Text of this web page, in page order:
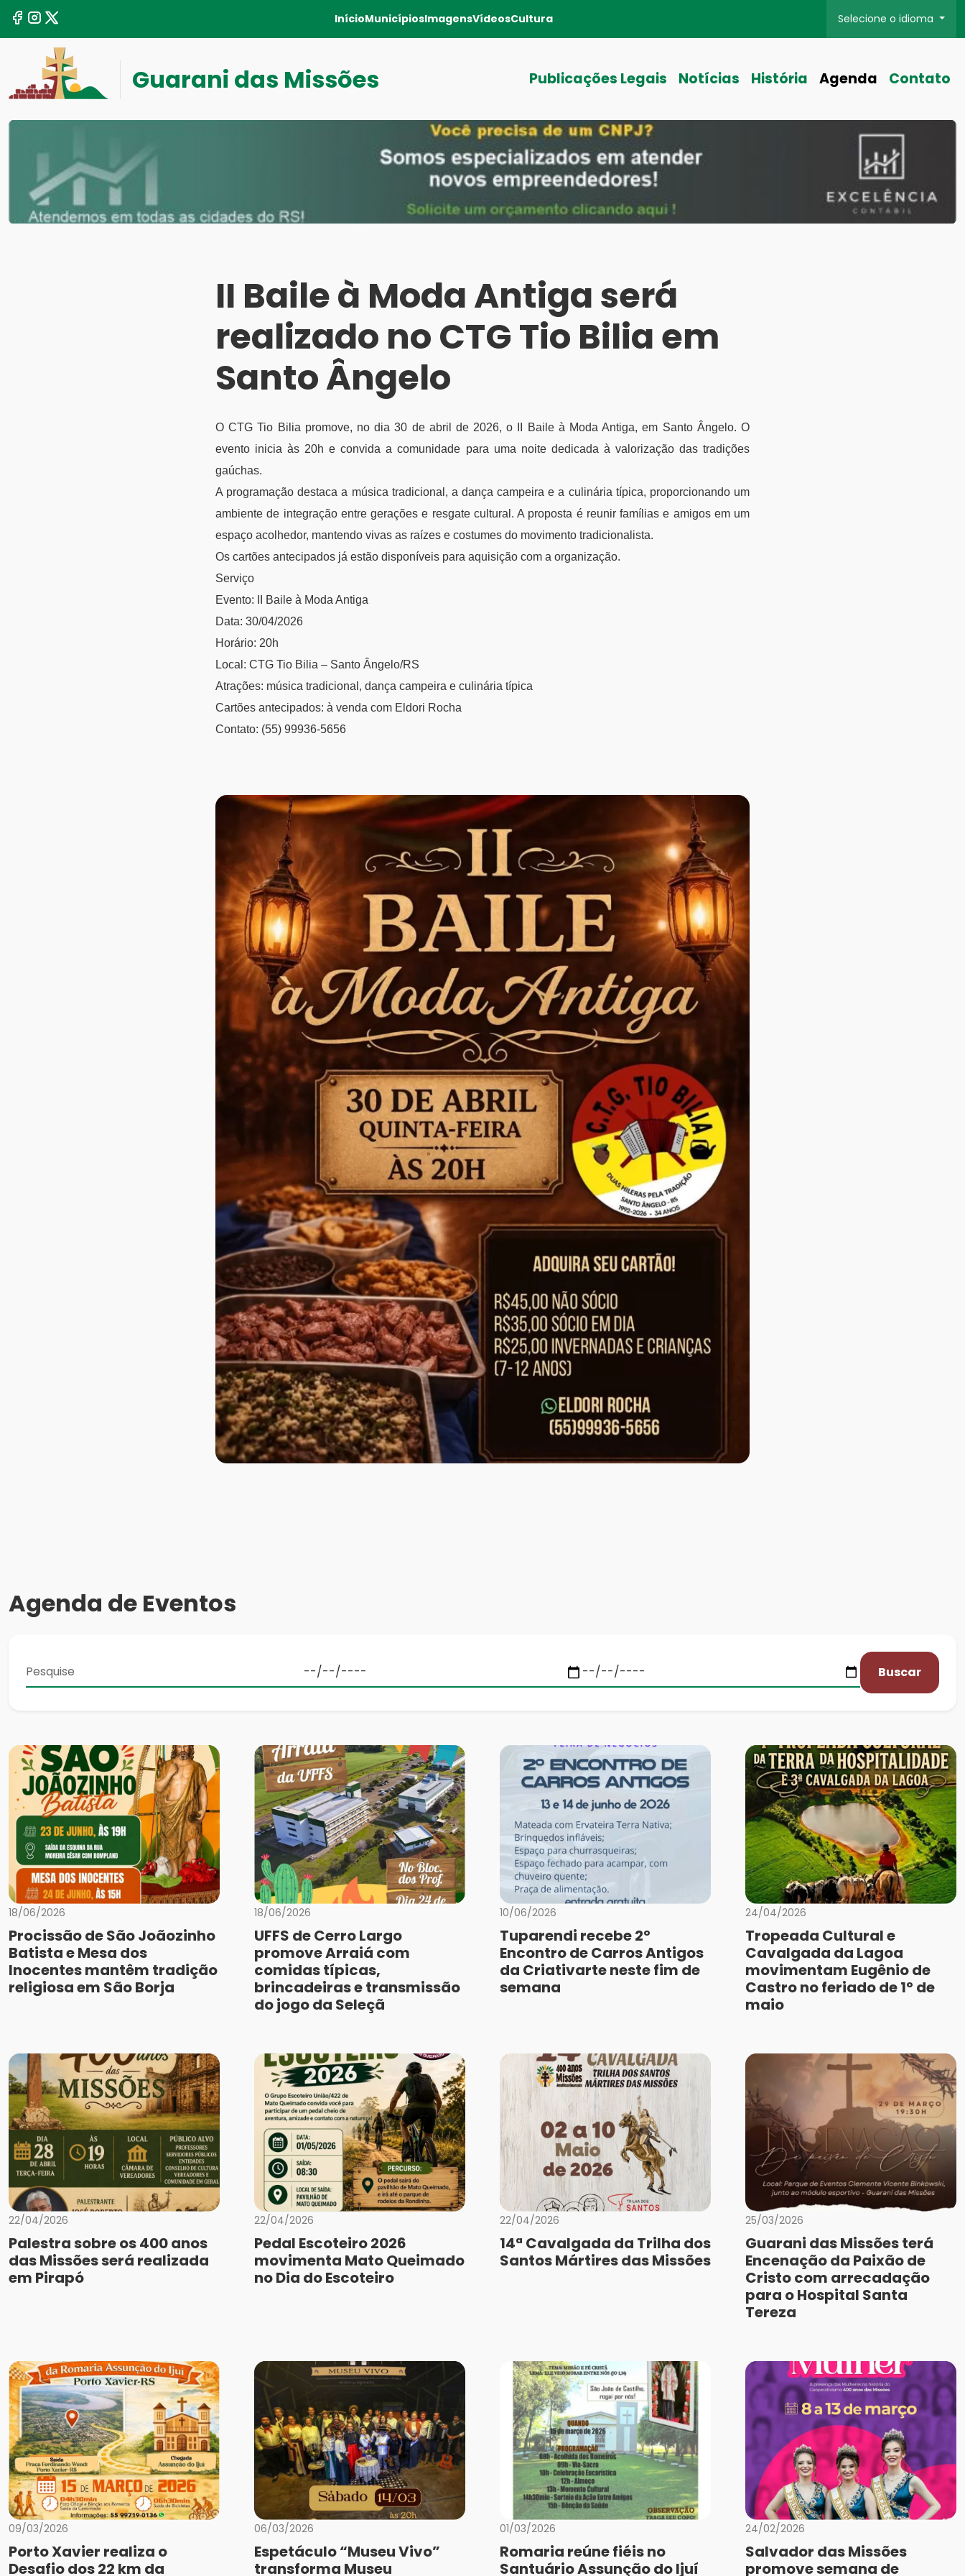
InícioMunicípiosImagensVídeosCultura Selecione o idioma
Guarani das Missões Publicações Legais Notícias História Agenda Contato
II Baile à Moda Antiga será
realizado no CTG Tio Bilia em
Santo Ângelo
O CTG Tio Bilia promove, no dia 30 de abril de 2026, o II Baile à Moda Antiga, em Santo Ângelo. O
evento inicia às 20h e convida a comunidade para uma noite dedicada à valorização das tradições
gaúchas.
A programação destaca a música tradicional, a dança campeira e a culinária típica, proporcionando um
ambiente de integração entre gerações e resgate cultural. A proposta é reunir famílias e amigos em um
espaço acolhedor, mantendo vivas as raízes e costumes do movimento tradicionalista.
Os cartões antecipados já estão disponíveis para aquisição com a organização.
Serviço
Evento: II Baile à Moda Antiga
Data: 30/04/2026
Horário: 20h
Local: CTG Tio Bilia – Santo Ângelo/RS
Atrações: música tradicional, dança campeira e culinária típica
Cartões antecipados: à venda com Eldori Rocha
Contato: (55) 99936-5656
Agenda de Eventos
Buscar
18/06/2026
Procissão de São Joãozinho
Batista e Mesa dos
Inocentes mantêm tradição
religiosa em São Borja
18/06/2026
UFFS de Cerro Largo
promove Arraiá com
comidas típicas,
brincadeiras e transmissão
do jogo da Seleçã
10/06/2026
Tuparendi recebe 2º
Encontro de Carros Antigos
da Criativarte neste fim de
semana
24/04/2026
Tropeada Cultural e
Cavalgada da Lagoa
movimentam Eugênio de
Castro no feriado de 1º de
maio
22/04/2026
Palestra sobre os 400 anos
das Missões será realizada
em Pirapó
22/04/2026
Pedal Escoteiro 2026
movimenta Mato Queimado
no Dia do Escoteiro
22/04/2026
14ª Cavalgada da Trilha dos
Santos Mártires das Missões
25/03/2026
Guarani das Missões terá
Encenação da Paixão de
Cristo com arrecadação
para o Hospital Santa
Tereza
09/03/2026
Porto Xavier realiza o
Desafio dos 22 km da
06/03/2026
Espetáculo “Museu Vivo”
transforma Museu
01/03/2026
Romaria reúne fiéis no
Santuário Assunção do Ijuí
24/02/2026
Salvador das Missões
promove semana de